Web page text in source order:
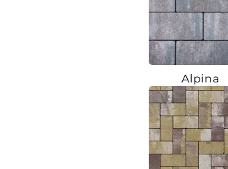
Alpina